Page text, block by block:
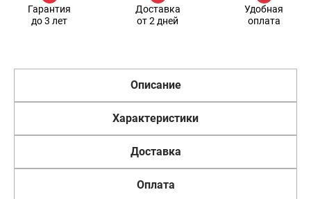
Гарантия
до 3 лет
Доставка
от 2 дней
Удобная
оплата
Описание
Характеристики
Доставка
Оплата